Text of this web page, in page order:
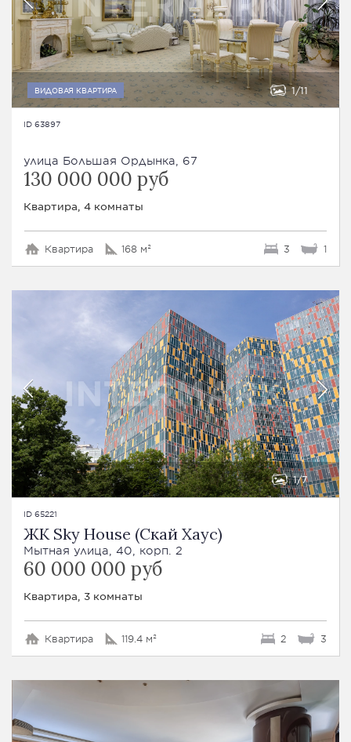
ВИДОВАЯ КВАРТИРА 1 11
ID 63897
улица Большая Ордынка, 67
130 000 000 руб
Квартира, 4 комнаты
Квартира 168 м² 3 1
1 7
ID 65221
ЖК Sky House (Скай Хаус)
Мытная улица, 40, корп. 2
60 000 000 руб
Квартира, 3 комнаты
Квартира 119.4 м² 2 3